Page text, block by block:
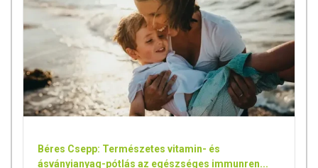
Béres Csepp: Természetes vitamin- és
ásványianyag-pótlás az egészséges immunren...